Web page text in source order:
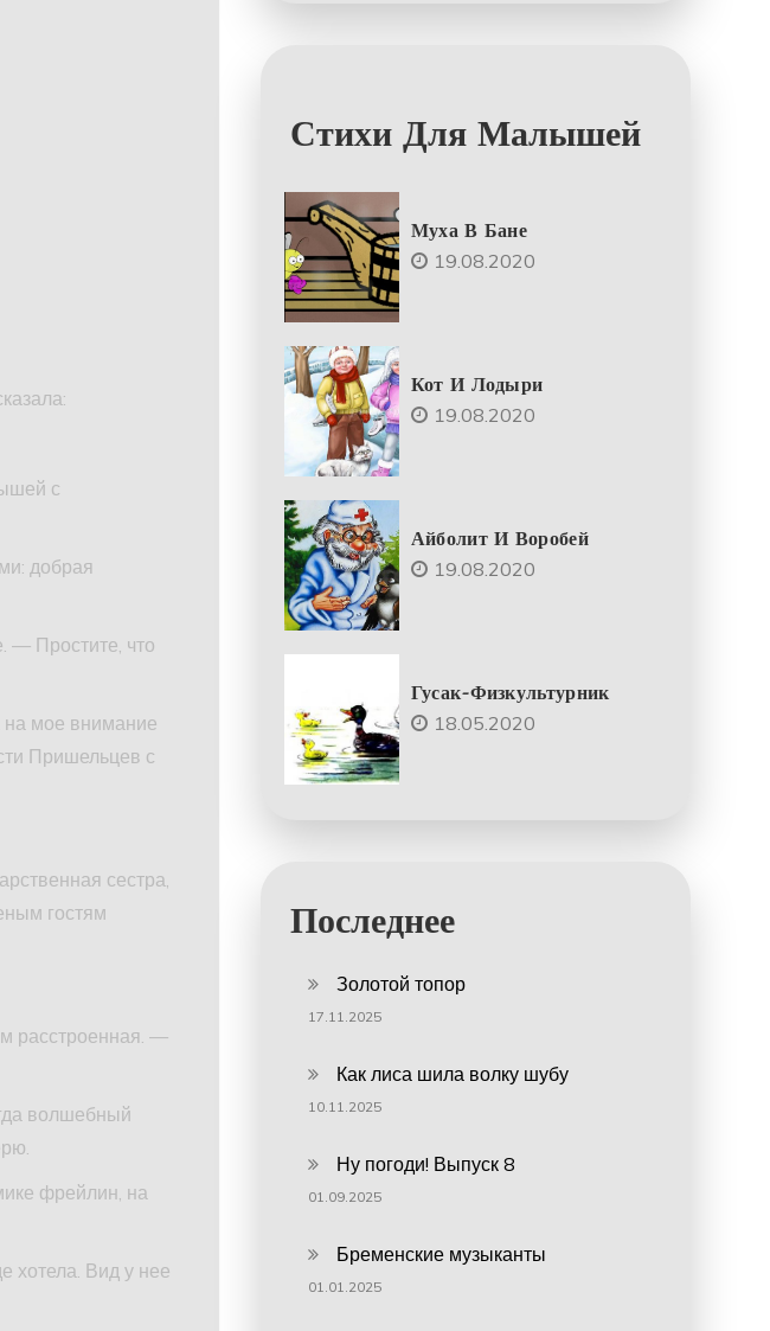
с
добрая
— Простите, что
мое внимание
Пришельцев с
сестра,
гостям
расстроенная. —
волшебный
фрейлин, на
хотела. Вид у нее
Стихи Для Малышей
Муха В Бане
19.08.2020
Кот И Лодыри
19.08.2020
Айболит И Воробей
19.08.2020
Гусак-Физкультурник
18.05.2020
Последнее
Золотой топор
17.11.2025
Как лиса шила волку шубу
10.11.2025
Ну погоди! Выпуск 8
01.09.2025
Бременские музыканты
01.01.2025